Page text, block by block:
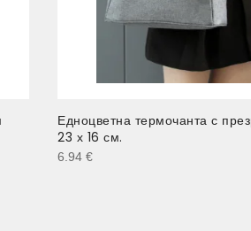
Едноцветна термочанта с
23 х 16 см.
6.94 €